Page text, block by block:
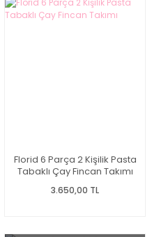
Florid 6 Parça 2 Kişilik Pasta
Tabaklı Çay Fincan Takımı
3.650,00 TL